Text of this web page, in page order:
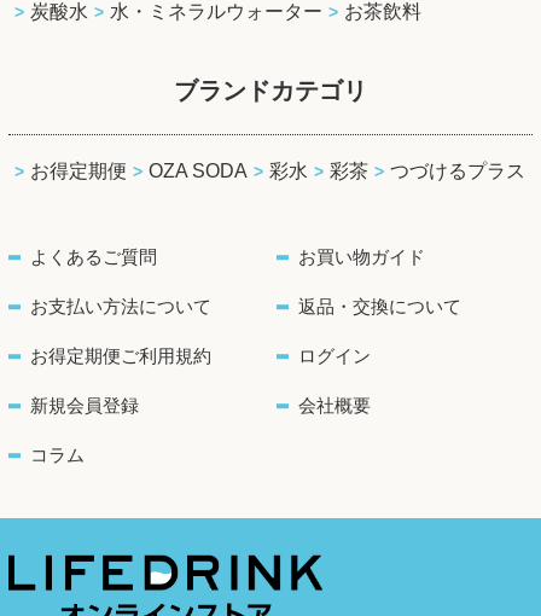
炭酸水 水・ミネラルウォーター お茶飲料
ブランドカテゴリ
お得定期便 OZA SODA 彩水 彩茶 つづけるプラス
よくあるご質問 お買い物ガイド
お支払い方法について 返品・交換について
お得定期便ご利用規約 ログイン
新規会員登録 会社概要
コラム